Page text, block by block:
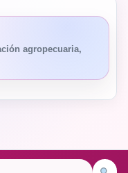
agropecuaria,